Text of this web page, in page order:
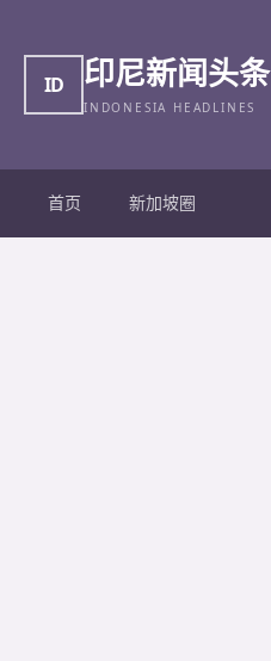
ID 印尼新闻头条
INDONESIA HEADLINES
首页 新加坡圈